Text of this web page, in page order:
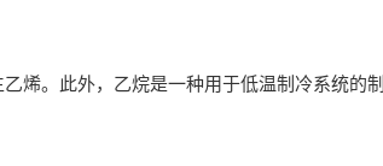
烯。此外，乙烷是一种用于低温制冷系统的制